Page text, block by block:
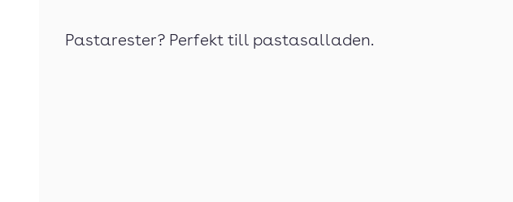
Pastarester? Perfekt till pastasalladen.